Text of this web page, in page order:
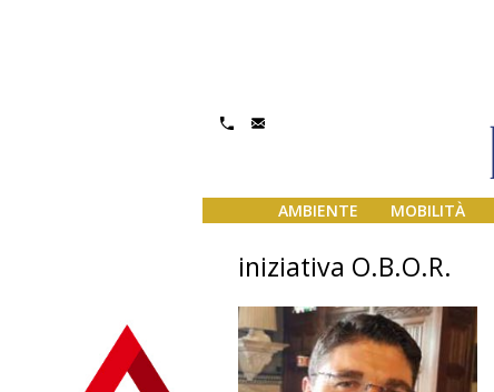
AMBIENTE MOBILITÀ
iniziativa O.B.O.R.